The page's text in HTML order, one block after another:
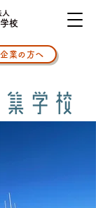
校
企業の方へ